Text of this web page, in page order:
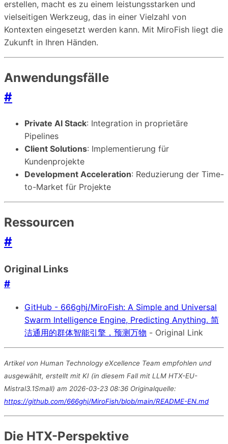
erstellen, macht es zu einem leistungsstarken und
vielseitigen Werkzeug, das in einer Vielzahl von
Kontexten eingesetzt werden kann. Mit MiroFish liegt die
Zukunft in Ihren Händen.
Anwendungsfälle
#
Private AI Stack: Integration in proprietäre
Pipelines
Client Solutions: Implementierung für
Kundenprojekte
Development Acceleration: Reduzierung der Time-
to-Market für Projekte
Ressourcen
#
Original Links
#
GitHub - 666ghj/MiroFish: A Simple and Universal
Swarm Intelligence Engine, Predicting Anything. 简
洁通用的群体智能引擎，预测万物 - Original Link
Artikel von Human Technology eXcellence Team empfohlen und
ausgewählt, erstellt mit KI (in diesem Fall mit LLM HTX-EU-
Mistral3.1Small) am 2026-03-23 08:36 Originalquelle:
https://github.com/666ghj/MiroFish/blob/main/README-EN.md
Die HTX-Perspektive